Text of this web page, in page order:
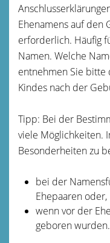
Ehenamens auf den
erforderlich. Häufig
Namen. Welche
entnehmen Sie bitte
Kindes nach der
Tipp: Bei der
viele Möglichkeiten.
Besonderheiten zu
bei der
Ehepaaren oder,
wenn vor der
geboren wurden.